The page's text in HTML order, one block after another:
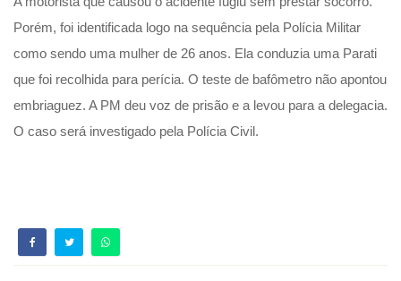
Porém, foi identificada logo na sequência pela Polícia Militar
como sendo uma mulher de 26 anos. Ela conduzia uma Parati
que foi recolhida para perícia. O teste de bafômetro não apontou
embriaguez. A PM deu voz de prisão e a levou para a delegacia.
O caso será investigado pela Polícia Civil.